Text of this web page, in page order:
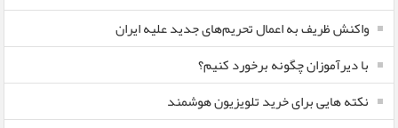
واکنش ظریف به اعمال تحریم‌های جدید علیه ایران
با دیرآموزان چگونه برخورد کنیم؟
نکته هایی برای خرید تلویزیون هوشمند